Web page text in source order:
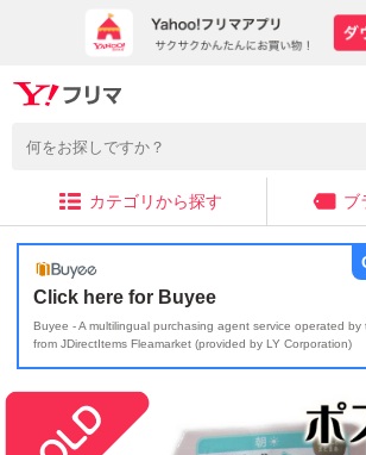
カテゴリから探す ブ
Click here for Buyee
Buyee - A multilingual purchasing agent service operated
from JDirectItems Fleamarket (provided by LY Corporation)